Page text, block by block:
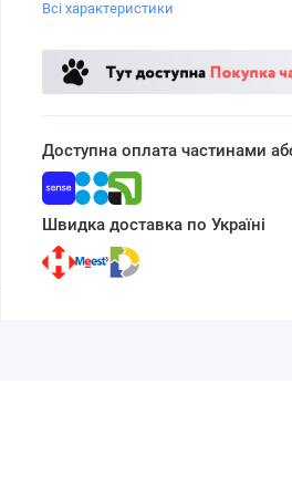
Всі характеристики
Доступна оплата частинами
Швидка доставка по Україні